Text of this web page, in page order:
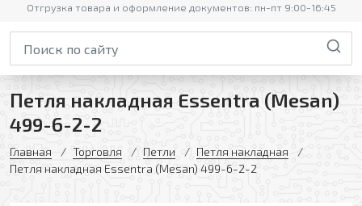
Отгрузка товара и оформление документов: пн-пт 9:00-16:45
Петля накладная Essentra (Mesan)
499-6-2-2
Главная Торговля Петли
Петля накладная
Петля накладная Essentra (Mesan) 499-6-2-2